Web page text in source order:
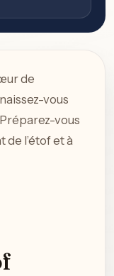
de
vous
vous
de l’étof et à